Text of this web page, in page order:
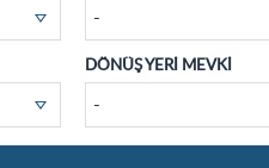
-
DÖNÜŞ YERİ MEVKİ
-